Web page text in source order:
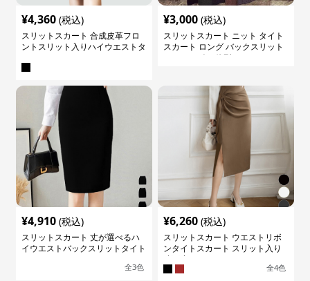
¥4,360 (税込)
スリットスカート 合成皮革フロ
ントスリット入りハイウエストタ
¥3,000 (税込)
スリットスカート ニット タイト
スカート ロング バックスリット
ウエストゴム 体型カバー
¥4,910 (税込)
スリットスカート 丈が選べるハ
イウエストバックスリットタイト
全3色
¥6,260 (税込)
スリットスカート ウエストリボ
ンタイトスカート スリット入り
膝下丈
全4色